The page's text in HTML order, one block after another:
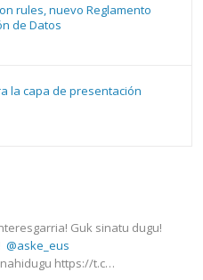
rules, nuevo Reglamento
de Datos
la capa de presentación
Guk sinatu dugu!
@aske_eus
https://t.c…